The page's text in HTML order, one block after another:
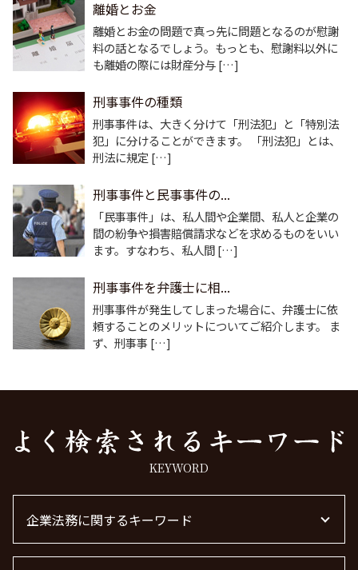
離婚とお金
離婚とお金の問題で真っ先に問題となるのが慰謝
料の話となるでしょう。もっとも、慰謝料以外に
も離婚の際には財産分与 […]
刑事事件の種類
刑事事件は、大きく分けて「刑法犯」と「特別法
犯」に分けることができます。 「刑法犯」とは、
刑法に規定 […]
刑事事件と民事事件の...
「民事事件」は、私人間や企業間、私人と企業の
間の紛争や損害賠償請求などを求めるものをいい
ます。すなわち、私人間 […]
刑事事件を弁護士に相...
刑事事件が発生してしまった場合に、弁護士に依
頼することのメリットについてご紹介します。 ま
ず、刑事事 […]
KEYWORD
企業法務に関するキーワード